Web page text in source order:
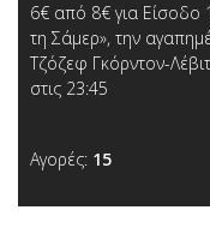
6€ από 8€ για Είσοδο
τη Σάμερ», την
Τζόζεφ Γκόρντον-
στις 23:45
Αγορές: 15